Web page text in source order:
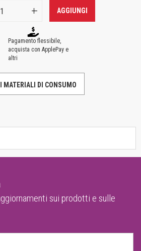
AGGIUNGI
Pagamento flessibile,
acquista con ApplePay e
altri
MATERIALI DI CONSUMO
sui prodotti e sulle